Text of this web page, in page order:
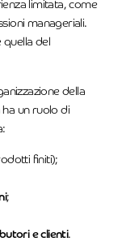
limitata, come
manageriali.
del
della
ha un ruolo di
finiti);
;
e clienti.